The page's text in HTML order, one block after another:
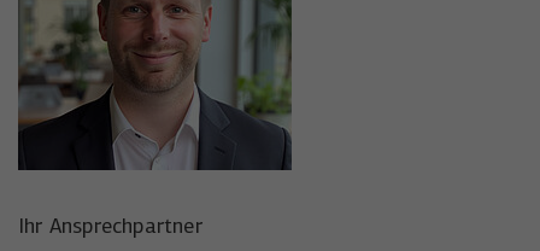
Ihr Ansprechpartner